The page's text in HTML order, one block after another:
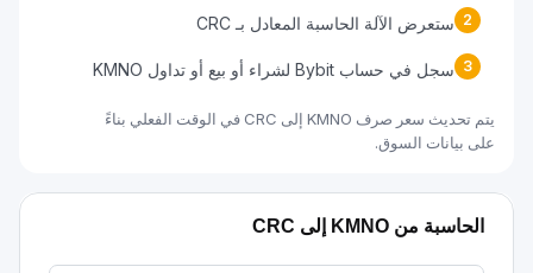
2 ستعرض الآلة الحاسبة المعادل بـ CRC
3 سجل في حساب Bybit لشراء أو بيع أو تداول KMNO
يتم تحديث سعر صرف KMNO إلى CRC في الوقت الفعلي بناءً
على بيانات السوق.
الحاسبة من KMNO إلى CRC